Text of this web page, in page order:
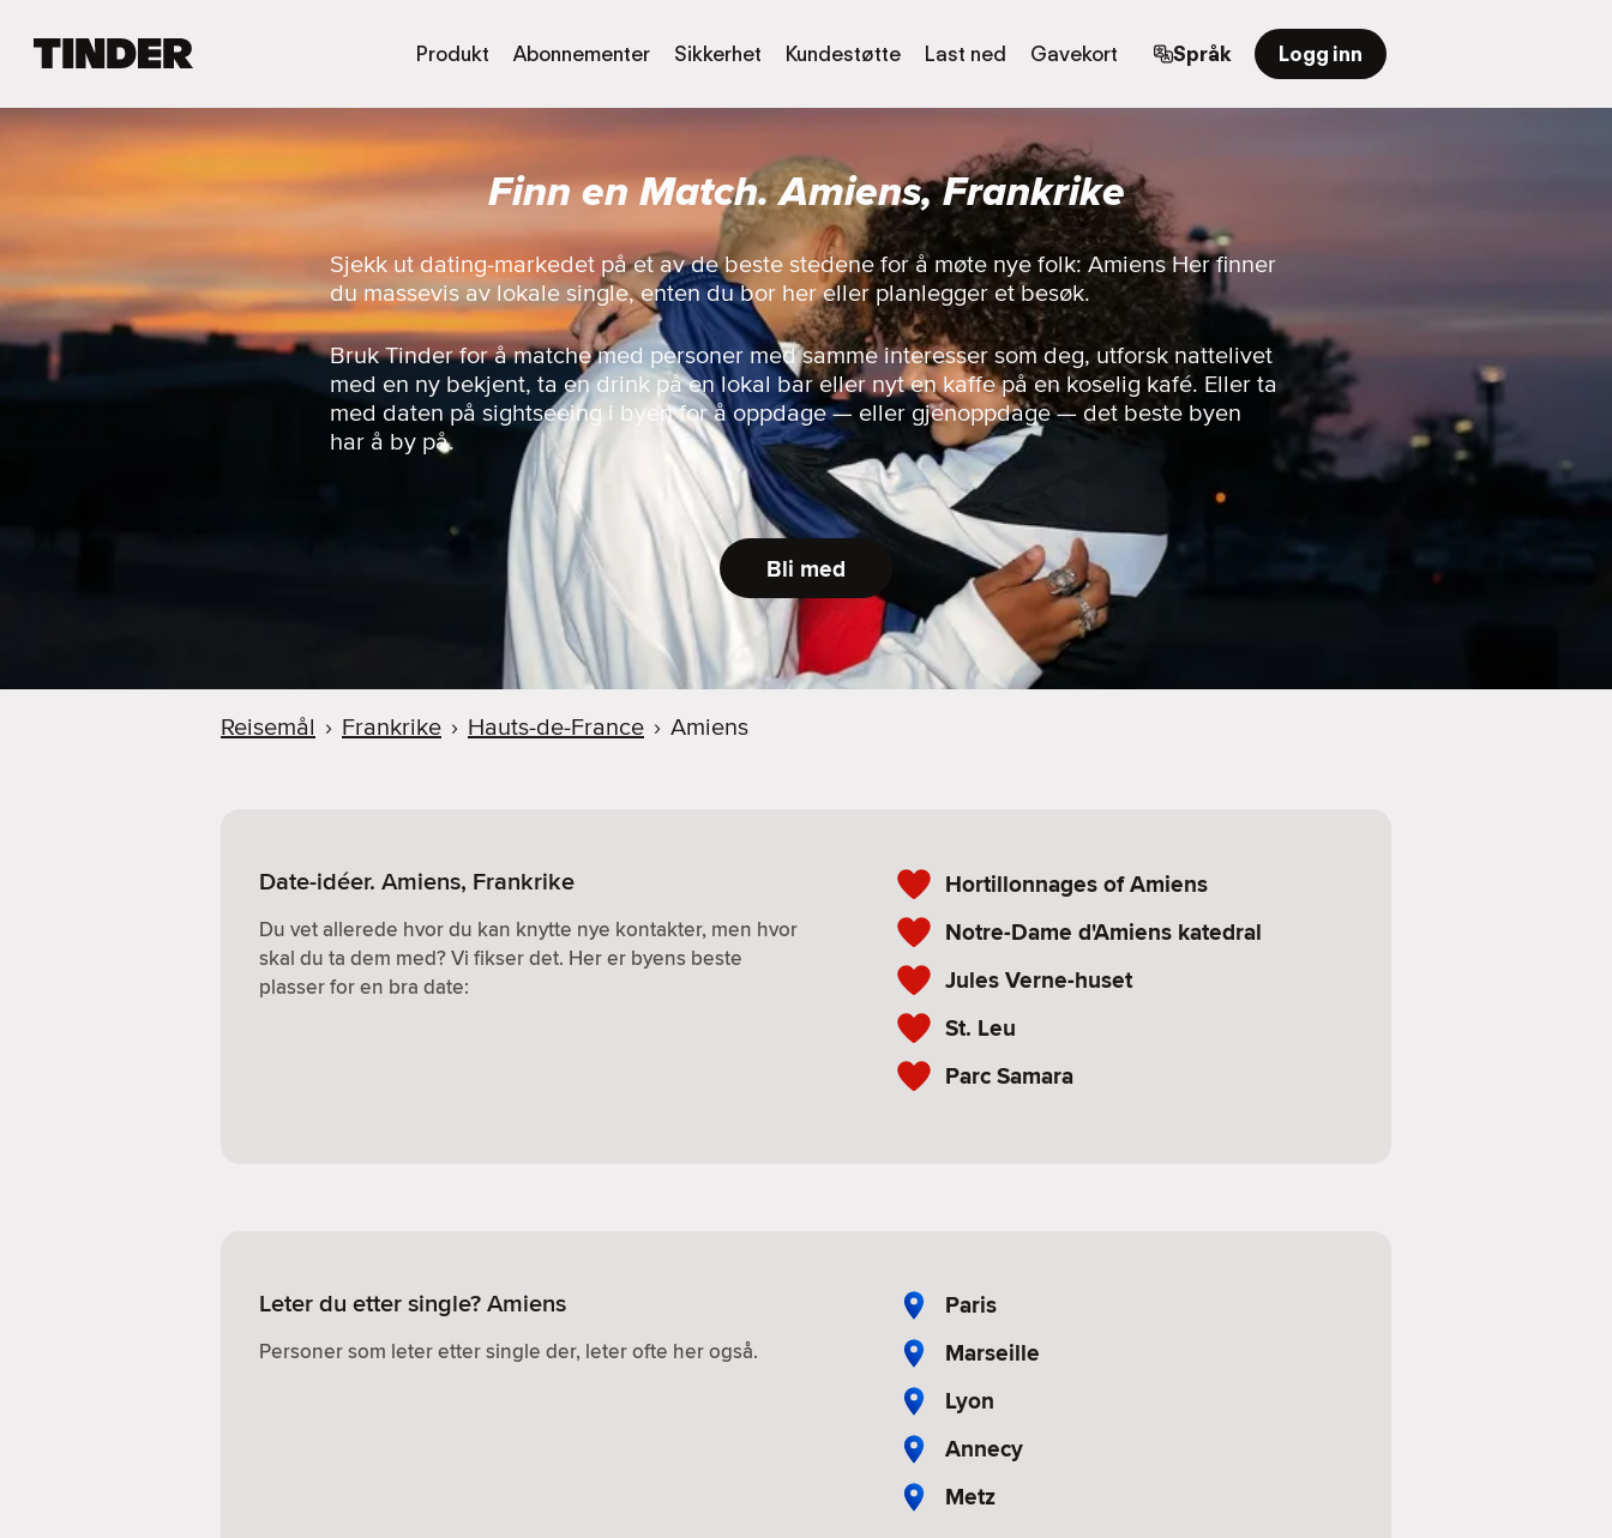
d
m
m
e
Produkt Abonnementer Sikkerhet Kundestøtte Last ned Gavekort Språk Logg inn
Finn en Match. Amiens, Frankrike
Sjekk ut dating-markedet på et av de beste stedene for å møte nye folk: Amiens Her finner
du massevis av lokale single, enten du bor her eller planlegger et besøk.
Bruk Tinder for å matche med personer med samme interesser som deg, utforsk nattelivet
med en ny bekjent, ta en drink på en lokal bar eller nyt en kaffe på en koselig kafé. Eller ta
med daten på sightseeing i byen for å oppdage — eller gjenoppdage — det beste byen
har å by på.
Bli med
Reisemål › Frankrike › Hauts-de-France › Amiens
Date-idéer. Amiens, Frankrike
Du vet allerede hvor du kan knytte nye kontakter, men hvor
skal du ta dem med? Vi fikser det. Her er byens beste
plasser for en bra date:
Hortillonnages of Amiens
Notre-Dame d'Amiens katedral
Jules Verne-huset
St. Leu
Parc Samara
Leter du etter single? Amiens
Personer som leter etter single der, leter ofte her også.
Paris
Marseille
Lyon
Annecy
Metz